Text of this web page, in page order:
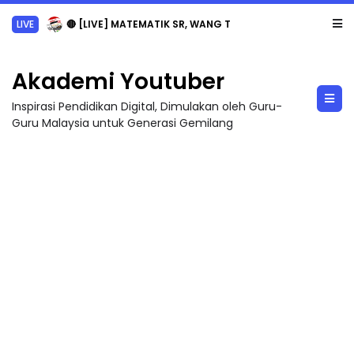
LIVE 🔴 [LIVE] MATEMATIK SR, WANG TAHUN 6 OLEH CIKGU ANITA #ALLINONE #141 #...
Akademi Youtuber
Inspirasi Pendidikan Digital, Dimulakan oleh Guru-
Guru Malaysia untuk Generasi Gemilang